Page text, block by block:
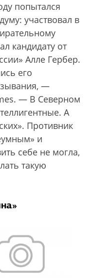
попытался
участвовал в
кандидату от
Алле Гербер.
его
—
— В Северном
А
Противник
и
себе не могла,
такую